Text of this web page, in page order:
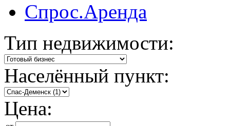
Спрос.Аренда
Тип недвижимости:
Населённый пункт:
Цена: